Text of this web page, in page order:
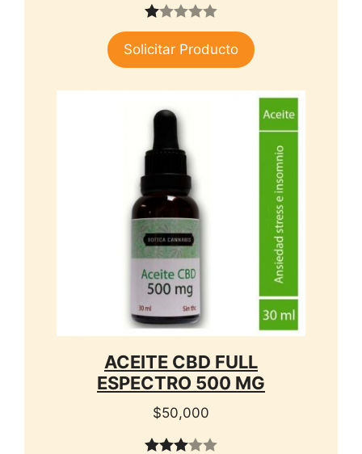
original
$25,000.
es:
$15,000.
1.
00
Solicitar Producto
ACEITE CBD FULL
ESPECTRO 500 MG
$50,000